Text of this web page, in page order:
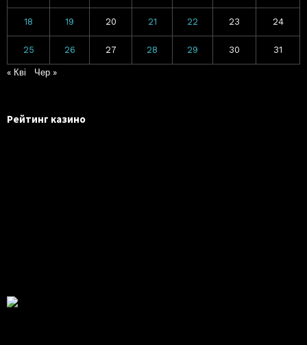
18 19 20 21 22 23 24
25 26 27 28 29 30 31
« Кві Чер »
Рейтинг казино